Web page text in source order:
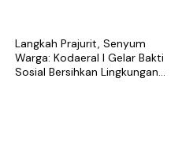
Langkah Prajurit, Senyum
Warga: Kodaeral I Gelar Bakti
Sosial Bersihkan Lingkungan